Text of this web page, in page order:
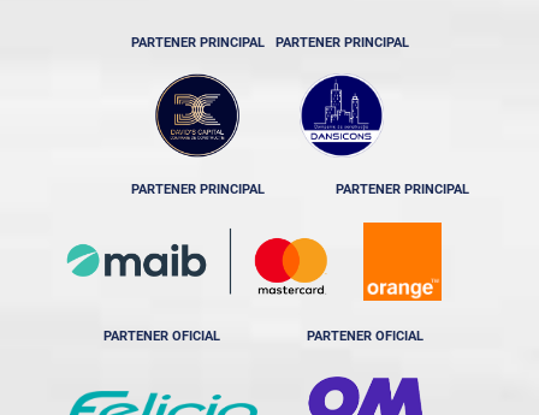
PARTENER PRINCIPAL PARTENER PRINCIPAL
PARTENER PRINCIPAL PARTENER PRINCIPAL
PARTENER OFICIAL PARTENER OFICIAL